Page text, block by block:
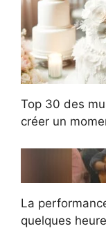
Top 30 des
créer un
La
quelques